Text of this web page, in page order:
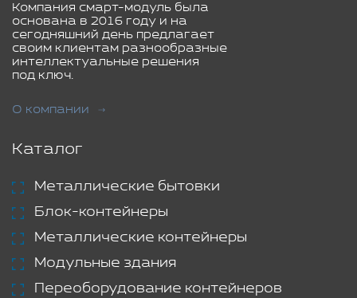
Компания смарт-модуль была
основана в 2016 году и на
сегодняшний день предлагает
своим клиентам разнообразные
интеллектуальные решения
под ключ.
О компании
Каталог
Металлические бытовки
Блок-контейнеры
Металлические контейнеры
Модульные здания
Переоборудование контейнеров